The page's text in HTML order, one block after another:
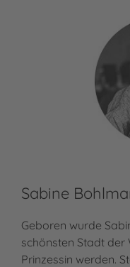
Sabine
Geboren wurde
schönsten Stadt der
Prinzessin werden.